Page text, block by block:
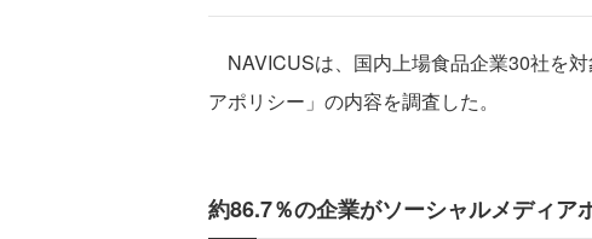
NAVICUSは、国内上場食品企業30社を
アポリシー」の内容を調査した。
約86.7％の企業がソーシャルメディア